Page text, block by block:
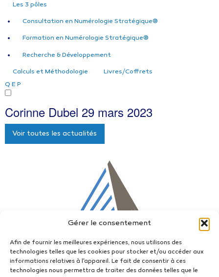
Gérer le consentement
Afin de fournir les meilleures expériences, nous utilisons des
technologies telles que les cookies pour stocker et/ou accéder aux
informations relatives à l'appareil. Le fait de consentir à ces
technologies nous permettra de traiter des données telles que le
Les 3 pôles
Consultation en Numérologie Stratégique®
Formation en Numérologie Stratégique®
Recherche & Développement
Calculs et Méthodologie
Livres/Coffrets
Q E P
Corinne Dubel 29 mars 2023
Voir toutes les actualités